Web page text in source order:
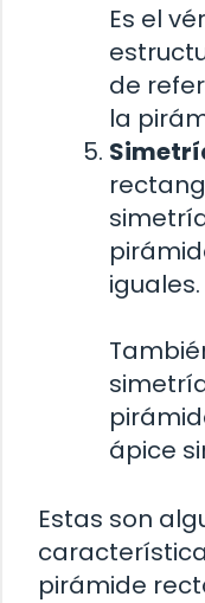
Es el
de
la
iguales.
ápice
Estas son
pirámide